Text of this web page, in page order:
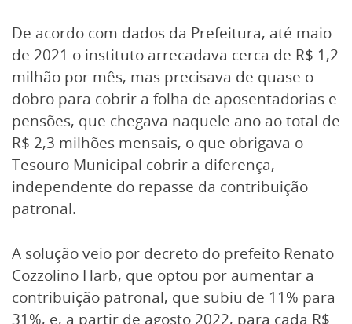
De acordo com dados da Prefeitura, até maio
de 2021 o instituto arrecadava cerca de R$ 1,2
milhão por mês, mas precisava de quase o
dobro para cobrir a folha de aposentadorias e
pensões, que chegava naquele ano ao total de
R$ 2,3 milhões mensais, o que obrigava o
Tesouro Municipal cobrir a diferença,
independente do repasse da contribuição
patronal.
A solução veio por decreto do prefeito Renato
Cozzolino Harb, que optou por aumentar a
contribuição patronal, que subiu de 11% para
31%, e, a partir de agosto 2022, para cada R$